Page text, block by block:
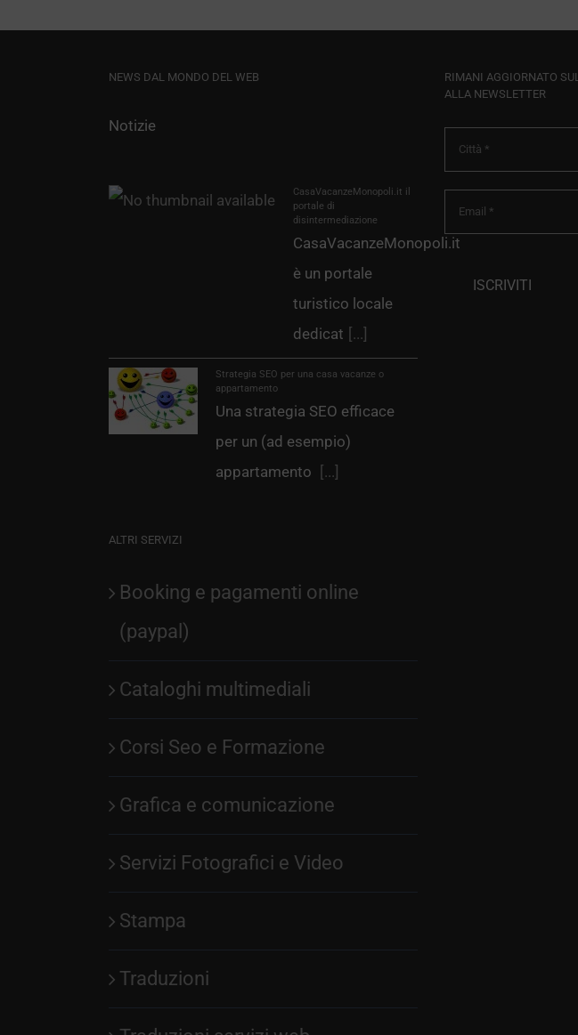
NEWS DAL MONDO DEL WEB
Notizie
CasaVacanzeMonopoli.it il
portale di
disintermediazione
CasaVacanzeMonopoli.it
è un portale
turistico locale
dedicat [...]
Strategia SEO per una casa vacanze o
appartamento
Una strategia SEO efficace
per un (ad esempio)
appartamento
[...]
ALTRI SERVIZI
Booking e pagamenti online
(paypal)
Cataloghi multimediali
Corsi Seo e Formazione
Grafica e comunicazione
Servizi Fotografici e Video
Stampa
Traduzioni
RIMANI AGGIORNATO
ALLA NEWSLETTER